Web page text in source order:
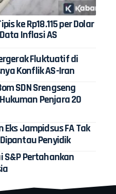
ke Rp18.115 per Dolar
Inflasi AS
Fluktuatif di
Konflik AS-Iran
SDN Srengseng
Penjara 20
Jampidsus FA Tak
Penyidik
S&P Pertahankan